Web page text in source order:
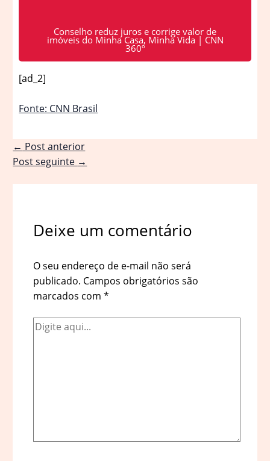
Conselho reduz juros e corrige valor de
imóveis do Minha Casa, Minha Vida | CNN
360º
[ad_2]
Fonte: CNN Brasil
← Post anterior
Post seguinte →
Deixe um comentário
O seu endereço de e-mail não será
publicado. Campos obrigatórios são
marcados com *
Digite